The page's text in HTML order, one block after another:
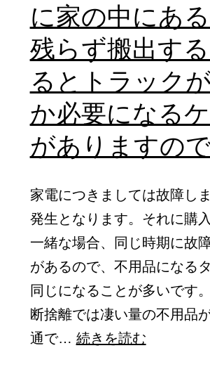
に家の中にあ
残らず搬出す
るとトラック
か必要になる
がありますの
家電につきましては故障し
発生となります。それに購
一緒な場合、同じ時期に故
があるので、不用品になる
同じになることが多いです
断捨離では凄い量の不用品
通で… 続きを読む遺